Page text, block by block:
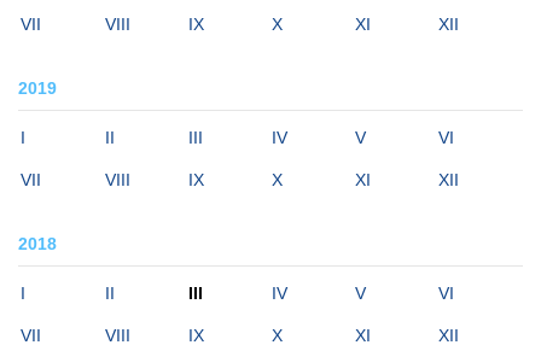
VII VIII IX X XI XII
2019
I II III IV V VI
VII VIII IX X XI XII
2018
I II III IV V VI
VII VIII IX X XI XII